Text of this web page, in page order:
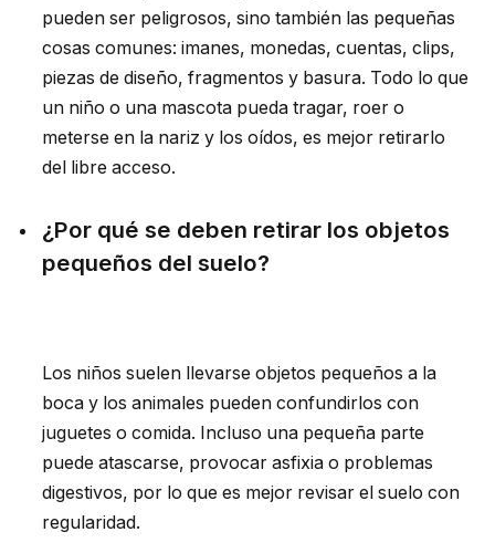
pueden ser peligrosos, sino también las pequeñas
cosas comunes: imanes, monedas, cuentas, clips,
piezas de diseño, fragmentos y basura. Todo lo que
un niño o una mascota pueda tragar, roer o
meterse en la nariz y los oídos, es mejor retirarlo
del libre acceso.
¿Por qué se deben retirar los objetos
pequeños del suelo?
Los niños suelen llevarse objetos pequeños a la
boca y los animales pueden confundirlos con
juguetes o comida. Incluso una pequeña parte
puede atascarse, provocar asfixia o problemas
digestivos, por lo que es mejor revisar el suelo con
regularidad.